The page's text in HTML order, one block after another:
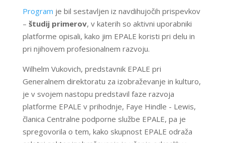
Program je bil sestavljen iz navdihujočih prispevkov
– študij primerov, v katerih so aktivni uporabniki
platforme opisali, kako jim EPALE koristi pri delu in
pri njihovem profesionalnem razvoju.
Wilhelm Vukovich, predstavnik EPALE pri
Generalnem direktoratu za izobraževanje in kulturo,
je v svojem nastopu predstavil faze razvoja
platforme EPALE v prihodnje, Faye Hindle - Lewis,
članica Centralne podporne službe EPALE, pa je
spregovorila o tem, kako skupnost EPALE odraža